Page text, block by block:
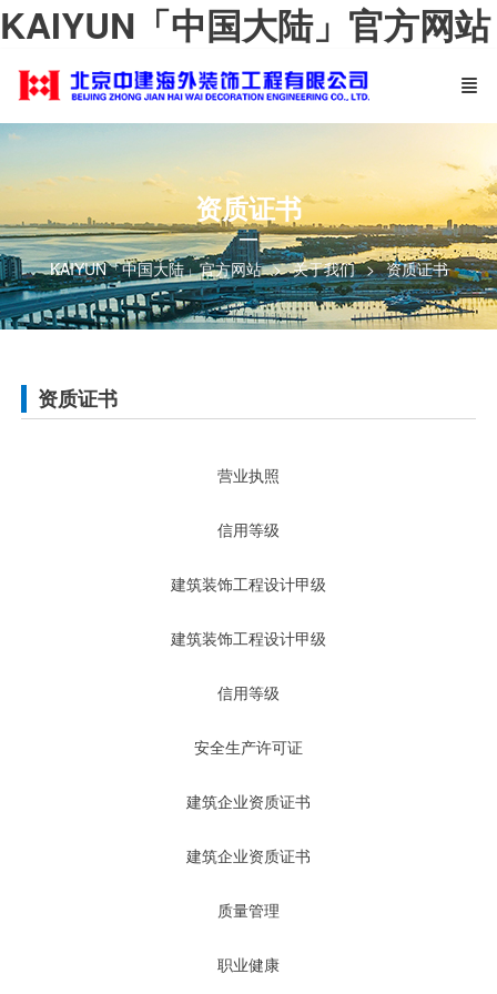
KAIYUN「中国大陆」官方网站
资质证书
—
KAIYUN「中国大陆」官方网站 关于我们 资质证书
资质证书
营业执照
信用等级
建筑装饰工程设计甲级
建筑装饰工程设计甲级
信用等级
安全生产许可证
建筑企业资质证书
建筑企业资质证书
质量管理
职业健康